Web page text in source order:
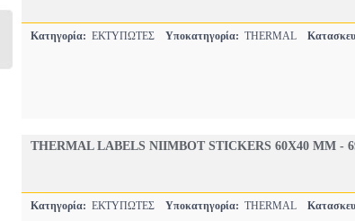
Κατηγορία: ΕΚΤΥΠΩΤΕΣ Υποκατηγορία: THERMAL
THERMAL LABELS NIIMBOT STICKERS 60X40 MM -
Κατηγορία: ΕΚΤΥΠΩΤΕΣ Υποκατηγορία: THERMAL